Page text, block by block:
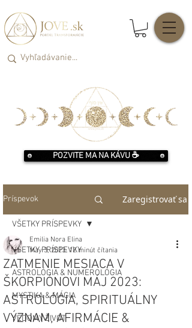
POZVITE MA NA KÁVU ☕️
Príspevok Zaregistrovať sa
VŠETKY PRÍSPEVKY
ASTROLÓGIA & NUMEROLÓGIA
MYSTIKA & MÁGIA
VEDOMÝ ŽIVOT
VŠETKY PRÍSPEVKY
ZATMENIE MESIACA V
ŠKORPIÓNOVI MÁJ 2023:
ASTROLÓGIA, SPIRITUÁLNY
VÝZNAM, AFIRMÁCIE &
Emilia Nora Elina
May 3, 2023 12 minút čítania